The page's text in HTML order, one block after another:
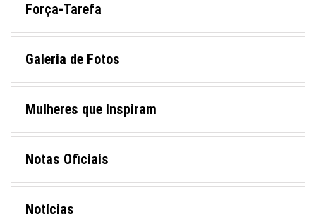
Força-Tarefa
Galeria de Fotos
Mulheres que Inspiram
Notas Oficiais
Notícias